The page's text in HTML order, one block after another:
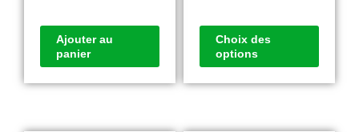
Ajouter au
panier
Choix des
options